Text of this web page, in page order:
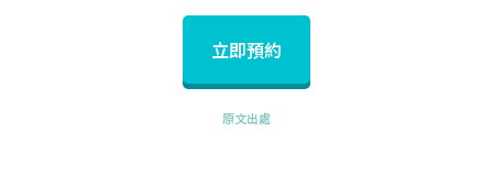
立即預約
原文出處